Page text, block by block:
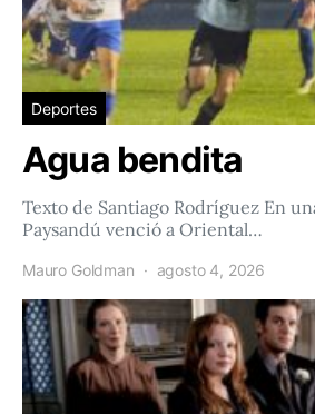
Deportes
Agua bendita
Texto de Santiago Rodríguez En
Paysandú venció a Oriental…
Mauro Goldman agosto 4, 2026